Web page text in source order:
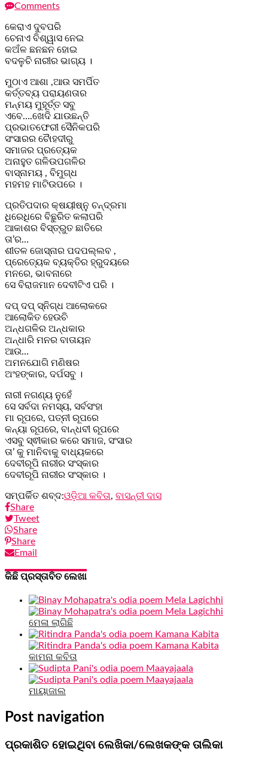
Comments
କେରାଏ ଦୁବପରି
ଚେନାଏ ବିଶ୍ୱାସ ନେଇ
କଅଁଳ ଛନଛନ ହୋଇ
ବଦଳୁଚି ନାରୀର ଭାଗ୍ୟ ।
ମୁଠାଏ ଆଶା ,ଆଉ ସମର୍ପିତ
କର୍ତ୍ତବ୍ୟ ପରାୟଣତାର
ମନ୍ମୟ ମୁହୂର୍ତ୍ତ ସବୁ
ଏବେ….ଖେଦି ଯାଉଛନ୍ତି
ପ୍ରଭାତଫେରୀ ସୈନିକପରି
ସଂସାରର ଚୈାହଦୀରୁ
ସମାଜର ପ୍ରତ୍ୟେକ
ଅନାହୁତ ଗଳିଉପଗଳିର
ବାସ୍ନାମୟ , ବିମୁଗ୍ଧ
ମହମହ ମାଟିଉପରେ ।
ପ୍ରତିପଦାର କ୍ଷୟୀଷ୍ନୁ ଚନ୍ଦ୍ରମା
ଧିରେଧିରେ ବିଛୁରିତ କଲାପରି
ଆକାଶର ବିସ୍ତ୍ରୁତ ଛାତିରେ
ତା’ର…
ଶୀତଳ ଜୋସ୍ନାର ପଦପଲ୍ଲବ ,
ପ୍ରେତ୍ୟେକ ବ୍ୟକ୍ତିର ହ୍ରୁଦୟରେ
ମନରେ, ଭାବନାରେ
ସେ ବିରାଜମାନ ଦେବୀଟିଏ ପରି ।
ଦପ୍ ଦପ୍ ସ୍ନିଗ୍ଧ ଆଲୋକରେ
ଆଲୋକିତ ହେଉଚି
ଅନ୍ଧଗଳିର ଅନ୍ଧକାର
ଅନ୍ଧାରି ମନର ବାତାୟନ
ଆଉ…
ଅମନଯୋଗି ମଣିଷର
ଅଂହଙ୍କାର, ଦର୍ପସବୁ ।
ନାରୀ ନଗଣ୍ୟ ନୁହେଁ
ସେ ସର୍ବଦା ନମସ୍ୟ, ସର୍ବସଂହା
ମା ରୂପରେ, ପତ୍ନୀ ରୂପରେ
କନ୍ୟା ରୂପରେ, ବାନ୍ଧବୀ ରୂପରେ
ଏସବୁ ସ୍ଵୀକାର କରେ ସମାଜ, ସଂସାର
ତା’ କୁ ମାନିବାକୁ ବାଧ୍ୟକରେ
ଦେବୀରୂପି ନାରୀର ସଂସ୍କାର
ଦେବୀରୂପି ନାରୀର ସଂସ୍କାର ।
ସମ୍ପର୍କିତ ଶବ୍ଦ:ଓଡ଼ିଆ କବିତା, ବାସନ୍ତୀ ଦାସ
Share
Tweet
Share
Share
Email
କିଛି ପ୍ରସ୍ତାବିତ ଲେଖା
ମେଳା ଲାଗିଛି
କାମନା କବିତା
ମାୟାଜାଲ
Post navigation
ପ୍ରକାଶିତ ହୋଇଥିବା ଲେଖିକା/ଲେଖକଙ୍କ ତାଲିକା